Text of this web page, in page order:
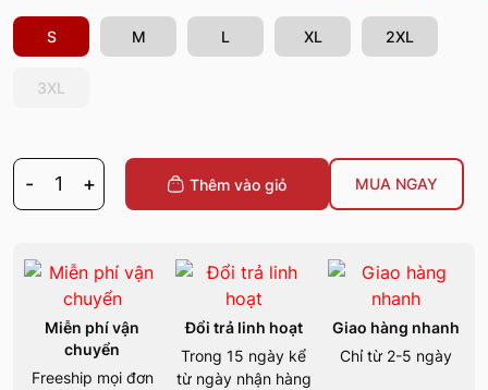
S M L XL 2XL
3XL
- 1 + Thêm vào giỏ MUA NGAY
Miễn phí vận
chuyển
Freeship mọi đơn
Đổi trả linh hoạt
Trong 15 ngày kể
từ ngày nhận hàng
Giao hàng nhanh
Chỉ từ 2-5 ngày